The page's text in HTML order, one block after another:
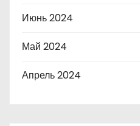
Июнь 2024
Май 2024
Апрель 2024